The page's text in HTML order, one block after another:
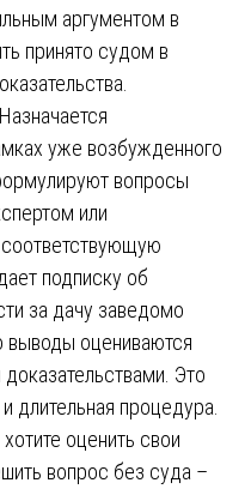
аргументом в
принято судом в
Назначается
уже возбужденного
вопросы
или
подписку об
за дачу заведомо
выводы оцениваются
Это
длительная процедура.
оценить свои
вопрос без суда –